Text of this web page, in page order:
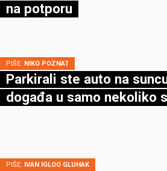
na potporu
PIŠE: NIKO POZNAT
Parkirali ste auto na
događa u samo nekoliko
PIŠE: IVAN IGLOO GLUHAK